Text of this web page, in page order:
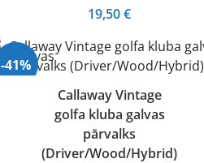
19,50€
-41%
Callaway Vintage
golfa kluba galvas
pārvalks
(Driver/Wood/Hybrid)